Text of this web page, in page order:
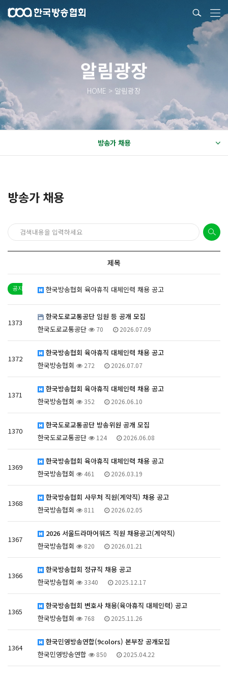
알림광장
HOME > 알림광장
방송가 채용
방송가 채용
제목
한국방송협회 육아휴직 대체인력 채용 공고
1373
한국도로교통공단 임원 등 공개 모집
한국도로교통공단
70 2026.07.09
1372
한국방송협회 육아휴직 대체인력 채용 공고
한국방송협회
272 2026.07.07
1371
한국방송협회 육아휴직 대체인력 채용 공고
한국방송협회
352 2026.06.10
1370
한국도로교통공단 방송위원 공개 모집
한국도로교통공단
124 2026.06.08
1369
한국방송협회 육아휴직 대체인력 채용 공고
한국방송협회
461 2026.03.19
1368
한국방송협회 사무처 직원(계약직) 채용 공고
한국방송협회
811 2026.02.05
1367
2026 서울드라마어워즈 직원 채용공고(계약직)
한국방송협회
820 2026.01.21
1366
한국방송협회 정규직 채용 공고
한국방송협회
3340 2025.12.17
1365
한국방송협회 변호사 채용(육아휴직 대체인력) 공고
한국방송협회
768 2025.11.26
1364
한국민영방송연합(9colors) 본부장 공개모집
한국민영방송연합
850 2025.04.22